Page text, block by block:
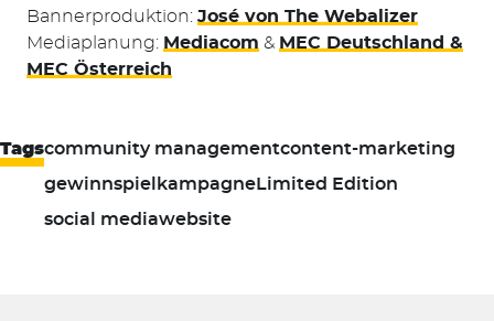
Bannerproduktion: José von The Webalizer
Mediaplanung: Mediacom & MEC Deutschland &
MEC Österreich
Tagscommunity managementcontent-marketing
gewinnspiel kampagneLimited Edition
social mediawebsite